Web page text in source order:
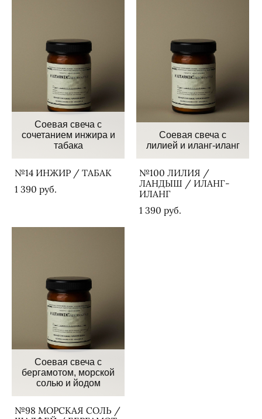
Cоевая свеча с
сочетанием инжира и
табака
№14 ИНЖИР / ТАБАК
1 390 pуб.
Cоевая свеча с
лилией и иланг-иланг
№100 ЛИЛИЯ /
ЛАНДЫШ / ИЛАНГ-
ИЛАНГ
1 390 pуб.
Cоевая свеча с
бергамотом, морской
солью и йодом
№98 МОРСКАЯ СОЛЬ /